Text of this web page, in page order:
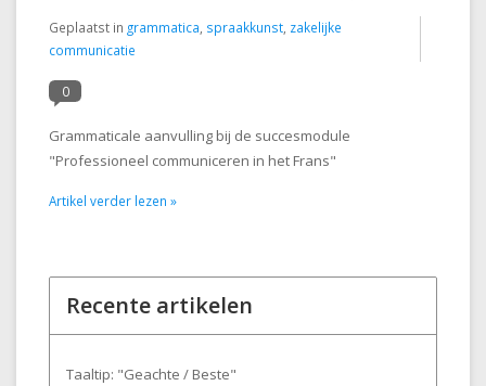
Geplaatst in grammatica spraakkunst zakelijke
communicatie
0
Grammaticale aanvulling bij de succesmodule
"Professioneel communiceren in het Frans"
Artikel verder lezen »
Recente artikelen
Taaltip: "Geachte / Beste"